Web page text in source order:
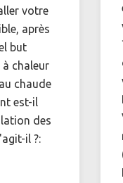
votre
après
but
chaleur
chaude
est-il
des
il ?: